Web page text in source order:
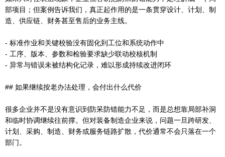
部项目；但案例告诉我们，真正起作用的是一条贯穿设计、计划、制
造、供应链、财务甚至售后的业务主线。
- 标准作业和关键校验没有固化到工位和系统动作中
- 工序、版本、参数和检验要求缺少联动校核机制
- 异常与错误未被结构化记录，难以形成持续改进闭环
## 如果继续按老办法处理，会付出什么代价
很多企业并不是没有意识到防呆防错能力不足，而是总想靠局部补洞
和临时协调继续往前撑。但对装备制造企业来说，问题一旦跨研发、
计划、采购、制造、财务或服务链路扩散，代价通常不会只落在一个
部门。